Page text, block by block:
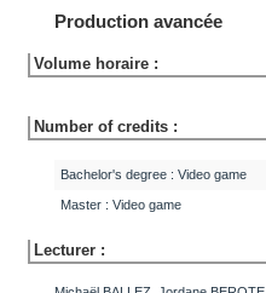
Production avancée
Volume horaire :
Number of credits :
Bachelor's degree : Video game
Master : Video game
Lecturer :